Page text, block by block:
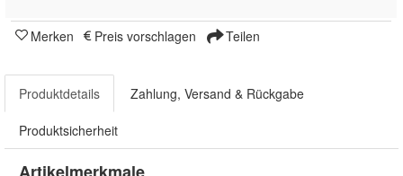
Merken Preis vorschlagen Teilen
Produktdetails Zahlung, Versand & Rückgabe
Produktsicherheit